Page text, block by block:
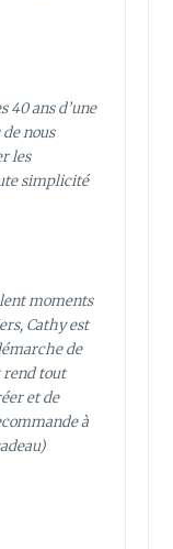
40 ans d’une
nous
les
simplicité
moments
Cathy est
de
rend tout
et de
à